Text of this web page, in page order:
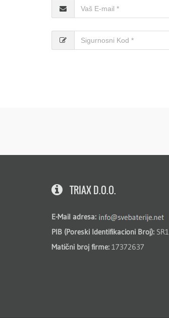
TRIAX D.O.O.
E-Mail adresa:
PIB (Poreski Identifikacioni Broj):
Matični broj firme: 17372637